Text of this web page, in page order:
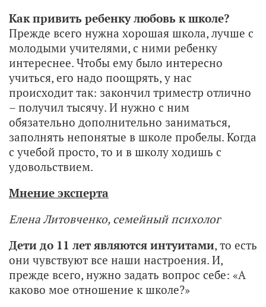
Как привить ребенку любовь к школе?
Прежде всего нужна хорошая школа, лучше с
молодыми учителями, с ними ребенку
интереснее. Чтобы ему было интересно
учиться, его надо поощрять, у нас
происходит так: закончил триместр отлично
– получил тысячу. И нужно с ним
обязательно дополнительно заниматься,
заполнять непонятые в школе пробелы. Когда
с учебой просто, то и в школу ходишь с
удовольствием.
Мнение эксперта
Елена Литовченко, семейный психолог
Дети до 11 лет являются интуитами, то есть
они чувствуют все наши настроения. И,
прежде всего, нужно задать вопрос себе: «А
каково мое отношение к школе?»